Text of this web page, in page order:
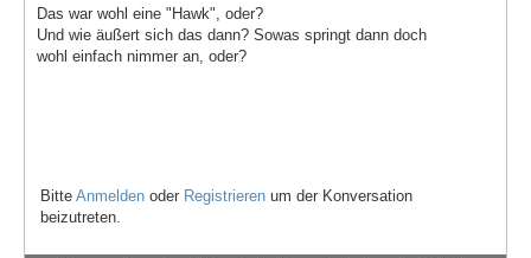
Das war wohl eine "Hawk", oder?
Und wie äußert sich das dann? Sowas springt dann doch
wohl einfach nimmer an, oder?
Bitte Anmelden oder Registrieren um der Konversation
beizutreten.